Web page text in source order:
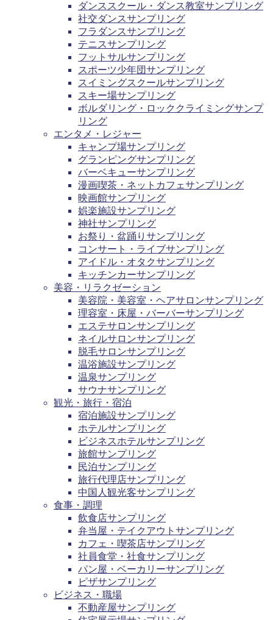
ダンススクール・ダンス教室サンプリング
社交ダンスサンプリング
フラダンスサンプリング
テニスサンプリング
フットサルサンプリング
スポーツ少年団サンプリング
スイミングスクールサンプリング
スキー場サンプリング
ボルダリング・ロッククライミングサンプ
リング
エンタメ・レジャー
キャンプ場サンプリング
グランピングサンプリング
バーベキューサンプリング
漫画喫茶・ネットカフェサンプリング
映画館サンプリング
娯楽施設サンプリング
神社サンプリング
お祭り・盆踊りサンプリング
コンサート・ライブサンプリング
アイドル・オタクサンプリング
キッチンカーサンプリング
美容・リラクゼーション
美容院・美容室・ヘアサロンサンプリング
理容室・床屋・バーバーサンプリング
エステサロンサンプリング
ネイルサロンサンプリング
脱毛サロンサンプリング
温浴施設サンプリング
温泉サンプリング
サウナサンプリング
観光・旅行・宿泊
宿泊施設サンプリング
ホテルサンプリング
ビジネスホテルサンプリング
旅館サンプリング
民泊サンプリング
旅行代理店サンプリング
中国人観光客サンプリング
食事・調理
飲食店サンプリング
弁当屋・テイクアウトサンプリング
カフェ・喫茶店サンプリング
社員食堂・社食サンプリング
パン屋・ベーカリーサンプリング
ピザサンプリング
ビジネス・職場
不動産屋サンプリング